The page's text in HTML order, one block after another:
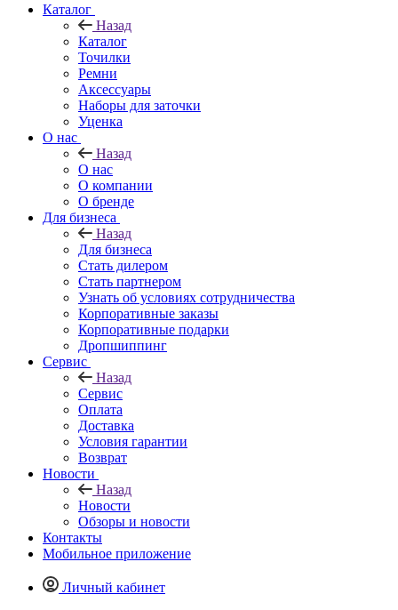
Каталог
Назад
Каталог
Точилки
Ремни
Аксессуары
Наборы для заточки
Уценка
О нас
Назад
О нас
О компании
О бренде
Для бизнеса
Назад
Для бизнеса
Стать дилером
Стать партнером
Узнать об условиях сотрудничества
Корпоративные заказы
Корпоративные подарки
Дропшиппинг
Сервис
Назад
Сервис
Оплата
Доставка
Условия гарантии
Возврат
Новости
Назад
Новости
Обзоры и новости
Контакты
Мобильное приложение
Личный кабинет